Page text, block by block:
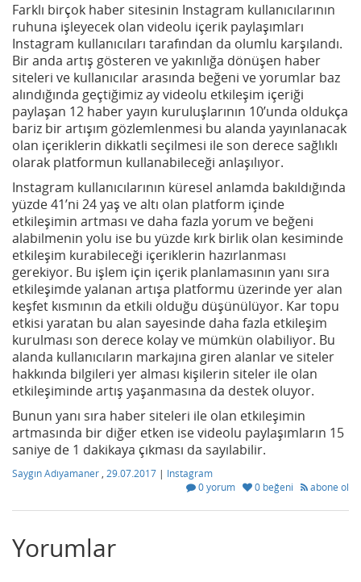
Farklı birçok haber sitesinin Instagram kullanıcılarının
ruhuna işleyecek olan videolu içerik paylaşımları
Instagram kullanıcıları tarafından da olumlu karşılandı.
Bir anda artış gösteren ve yakınlığa dönüşen haber
siteleri ve kullanıcılar arasında beğeni ve yorumlar baz
alındığında geçtiğimiz ay videolu etkileşim içeriği
paylaşan 12 haber yayın kuruluşlarının 10’unda oldukça
bariz bir artışım gözlemlenmesi bu alanda yayınlanacak
olan içeriklerin dikkatli seçilmesi ile son derece sağlıklı
olarak platformun kullanabileceği anlaşılıyor.
Instagram kullanıcılarının küresel anlamda bakıldığında
yüzde 41’ni 24 yaş ve altı olan platform içinde
etkileşimin artması ve daha fazla yorum ve beğeni
alabilmenin yolu ise bu yüzde kırk birlik olan kesiminde
etkileşim kurabileceği içeriklerin hazırlanması
gerekiyor. Bu işlem için içerik planlamasının yanı sıra
etkileşimde yalanan artışa platformu üzerinde yer alan
keşfet kısmının da etkili olduğu düşünülüyor. Kar topu
etkisi yaratan bu alan sayesinde daha fazla etkileşim
kurulması son derece kolay ve mümkün olabiliyor. Bu
alanda kullanıcıların markajına giren alanlar ve siteler
hakkında bilgileri yer alması kişilerin siteler ile olan
etkileşiminde artış yaşanmasına da destek oluyor.
Bunun yanı sıra haber siteleri ile olan etkileşimin
artmasında bir diğer etken ise videolu paylaşımların 15
saniye de 1 dakikaya çıkması da sayılabilir.
Saygın Adıyamaner 29.07.2017 | Instagram
0 yorum
0 beğeni abone ol
Yorumlar